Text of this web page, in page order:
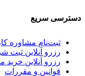
دسترسی سریع
ثبت‌نام مشاوره
رزرو آنلاین ثبت
رزرو آنلاین
قوانین و مقررات